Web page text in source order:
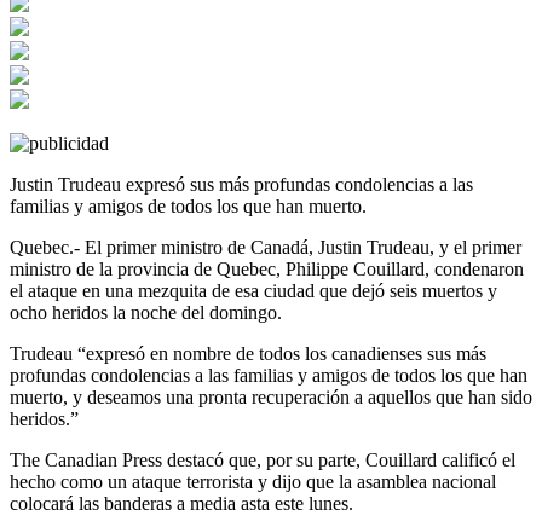
Justin Trudeau expresó sus más profundas condolencias a las
familias y amigos de todos los que han muerto.
Quebec.- El primer ministro de Canadá, Justin Trudeau, y el primer
ministro de la provincia de Quebec, Philippe Couillard, condenaron
el ataque en una mezquita de esa ciudad que dejó seis muertos y
ocho heridos la noche del domingo.
Trudeau “expresó en nombre de todos los canadienses sus más
profundas condolencias a las familias y amigos de todos los que han
muerto, y deseamos una pronta recuperación a aquellos que han sido
heridos.”
The Canadian Press destacó que, por su parte, Couillard calificó el
hecho como un ataque terrorista y dijo que la asamblea nacional
colocará las banderas a media asta este lunes.